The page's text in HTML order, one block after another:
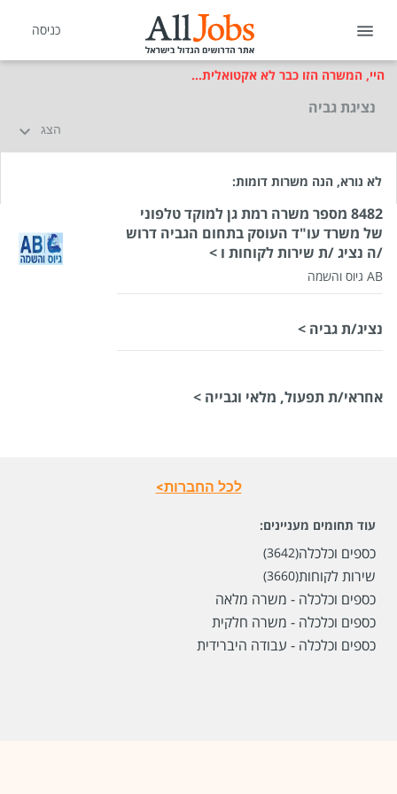
כניסה
היי, המשרה הזו כבר לא אקטואלית...
נציגת גביה
הצג
סוג משרה
לא נורא, הנה משרות דומות:
8482 מספר משרה רמת גן למוקד טלפוני
של משרד עו"ד העוסק בתחום הגביה דרוש
/ה נציג /ת שירות לקוחות ו >
AB גיוס והשמה
נציג/ת גביה >
אחראי/ת תפעול, מלאי וגבייה >
לכל החברות>
עוד תחומים מעניינים:
כספים וכלכלה(3642)
שירות לקוחות(3660)
כספים וכלכלה - משרה מלאה
כספים וכלכלה - משרה חלקית
כספים וכלכלה - עבודה היברידית